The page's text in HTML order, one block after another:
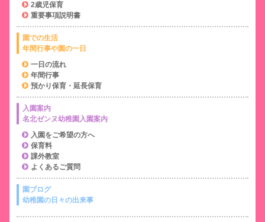
2歳児保育
重要事項説明書
園での生活
年間行事や園の一日
一日の流れ
年間行事
預かり保育・延長保育
入園案内
名北ゼンヌ幼稚園入園案内
入園をご希望の方へ
保育料
課外教室
よくあるご質問
園ブログ
幼稚園の日々の出来事